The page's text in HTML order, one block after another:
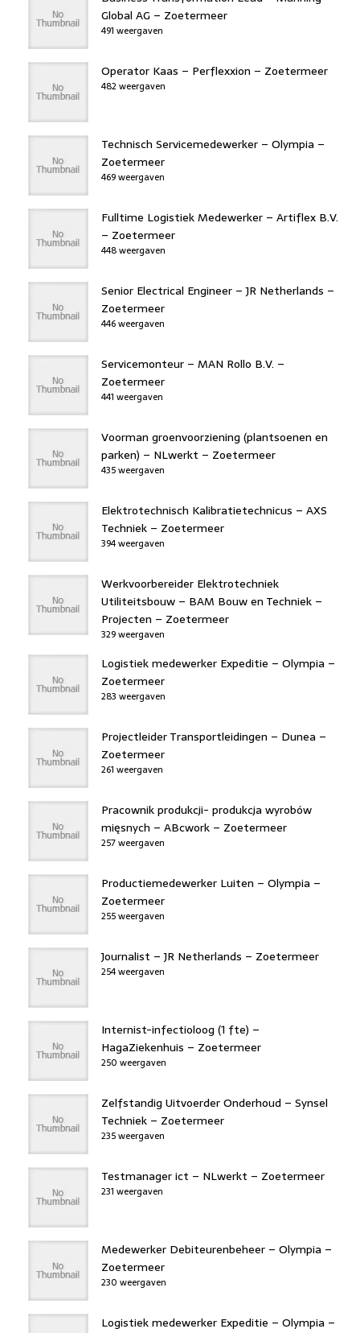
Global AG – Zoetermeer
491 weergaven
Operator Kaas – Perflexxion – Zoetermeer
482 weergaven
Technisch Servicemedewerker – Olympia –
Zoetermeer
469 weergaven
Fulltime Logistiek Medewerker – Artiflex B.V.
– Zoetermeer
448 weergaven
Senior Electrical Engineer – JR Netherlands –
Zoetermeer
446 weergaven
Servicemonteur – MAN Rollo B.V. –
Zoetermeer
441 weergaven
Voorman groenvoorziening (plantsoenen en
parken) – NLwerkt – Zoetermeer
435 weergaven
Elektrotechnisch Kalibratietechnicus – AXS
Techniek – Zoetermeer
394 weergaven
Werkvoorbereider Elektrotechniek
Utiliteitsbouw – BAM Bouw en Techniek –
Projecten – Zoetermeer
329 weergaven
Logistiek medewerker Expeditie – Olympia –
Zoetermeer
283 weergaven
Projectleider Transportleidingen – Dunea –
Zoetermeer
261 weergaven
Pracownik produkcji- produkcja wyrobów
mięsnych – ABcwork – Zoetermeer
257 weergaven
Productiemedewerker Luiten – Olympia –
Zoetermeer
255 weergaven
Journalist – JR Netherlands – Zoetermeer
254 weergaven
Internist-infectioloog (1 fte) –
HagaZiekenhuis – Zoetermeer
250 weergaven
Zelfstandig Uitvoerder Onderhoud – Synsel
Techniek – Zoetermeer
235 weergaven
Testmanager ict – NLwerkt – Zoetermeer
231 weergaven
Medewerker Debiteurenbeheer – Olympia –
Zoetermeer
230 weergaven
Logistiek medewerker Expeditie – Olympia –